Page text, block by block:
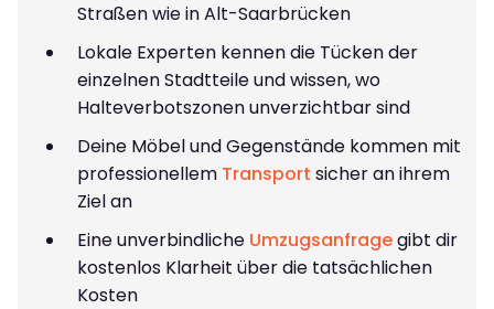
Straßen wie in Alt-Saarbrücken
Lokale Experten kennen die Tücken der
einzelnen Stadtteile und wissen, wo
Halteverbotszonen unverzichtbar sind
Deine Möbel und Gegenstände kommen mit
professionellem Transport sicher an ihrem
Ziel an
Eine unverbindliche Umzugsanfragegibt dir
kostenlos Klarheit über die tatsächlichen
Kosten